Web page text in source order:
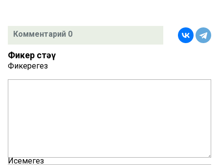
Комментарий 0
Фикер өстәү
Фикерегез
Исемегез